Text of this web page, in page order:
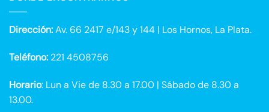
Dirección:Av. 66 2417 e/143 y 144 | Los Hornos, La Plata.
Teléfono: 221 4508756
Horario: Lun a Vie de 8.30 a 17.00 | Sábado de 8.30 a
13.00.